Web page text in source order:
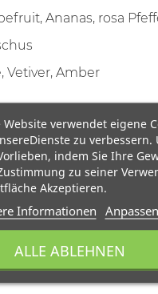
Ananas, rosa
Vetiver, Amber
Website verwendet eigene
zu
indem Sie Ihre
zu seiner
Akzeptieren.
Informationen
ALLE ABLEHNEN